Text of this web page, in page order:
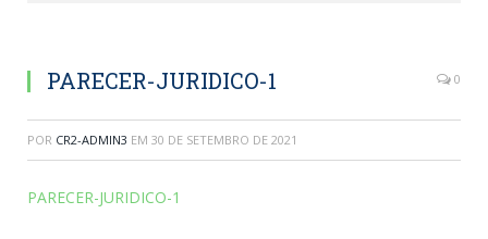
PARECER-JURIDICO-1 0
POR CR2-ADMIN3 EM 30 DE SETEMBRO DE 2021
PARECER-JURIDICO-1